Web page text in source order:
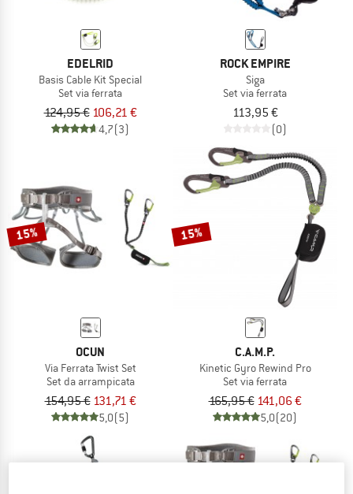
EDELRID
Basis Cable Kit Special
Set via ferrata
124,95 € 106,21 €
4,7(3)
ROCK EMPIRE
Siga
Set via ferrata
113,95 €
(0)
15%
OCUN
Via Ferrata Twist Set
Set da arrampicata
154,95 € 131,71 €
5,0(5)
15%
C.A.M.P.
Kinetic Gyro Rewind Pro
Set via ferrata
165,95 € 141,06 €
5,0(20)